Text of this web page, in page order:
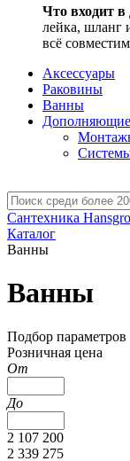
Что входит в
лейка, шланг
всё
Аксессуары
Раковины
Ванны
Сантехника
Каталог
Ванны
Ванны
Подбор параметров
Розничная цена
От
До
2 107 200
2 339 275